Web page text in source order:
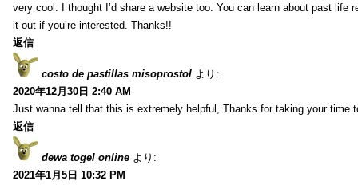
very cool. I thought I’d share a website too. You can learn about past life
it out if you’re interested. Thanks!!
返信
costo de pastillas misoprostol より:
2020年12月30日 2:40 AM
Just wanna tell that this is extremely helpful, Thanks for taking your time
返信
dewa togel online より:
2021年1月5日 10:32 PM